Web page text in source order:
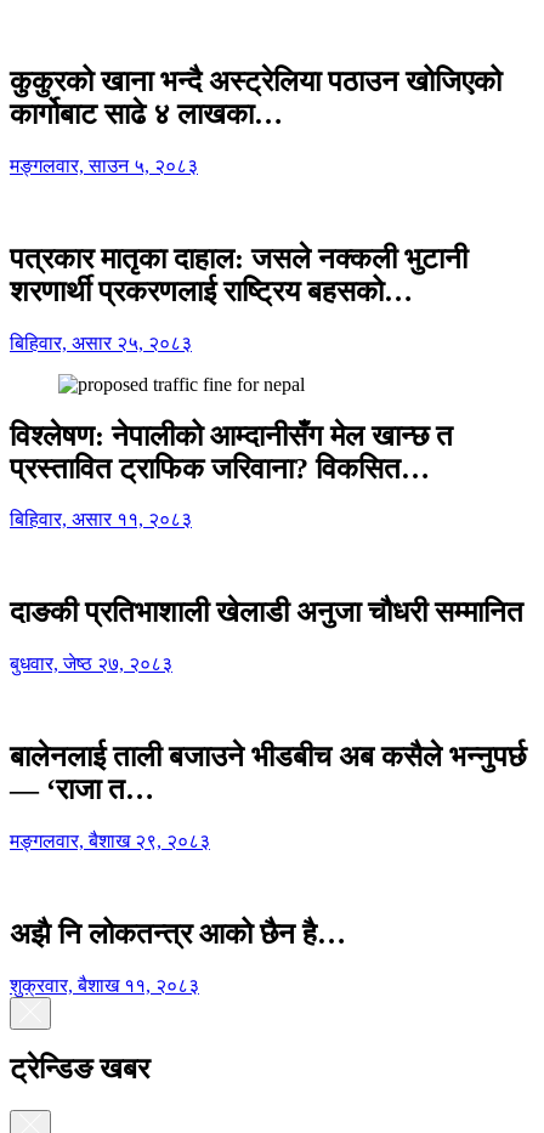
कुकुरको खाना भन्दै अस्ट्रेलिया पठाउन खोजिएको
कार्गोबाट साढे ४ लाखका…
मङ्गलवार, साउन ५, २०८३
पत्रकार मातृका दाहाल: जसले नक्कली भुटानी
शरणार्थी प्रकरणलाई राष्ट्रिय बहसको…
बिहिवार, असार २५, २०८३
विश्लेषण: नेपालीको आम्दानीसँग मेल खान्छ त
प्रस्तावित ट्राफिक जरिवाना? विकसित…
बिहिवार, असार ११, २०८३
दाङकी प्रतिभाशाली खेलाडी अनुजा चौधरी सम्मानित
बुधवार, जेष्ठ २७, २०८३
बालेनलाई ताली बजाउने भीडबीच अब कसैले भन्नुपर्छ
— ‘राजा त…
मङ्गलवार, बैशाख २९, २०८३
अझै नि लोकतन्त्र आको छैन है…
शुक्रवार, बैशाख ११, २०८३
ट्रेन्डिङ खबर